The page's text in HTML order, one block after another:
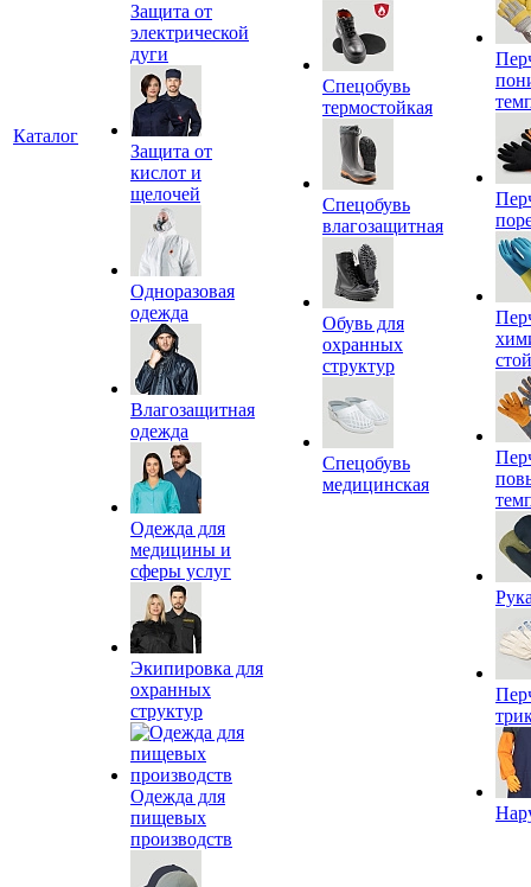
Каталог
Защита от
электрической
дуги
Защита от
кислот и
щелочей
Одноразовая
одежда
Влагозащитная
одежда
Одежда для
медицины и
сферы услуг
Экипировка для
охранных
структур
Одежда для
пищевых
производств
Спецобувь
термостойкая
Спецобувь
влагозащитная
Обувь для
охранных
структур
Спецобувь
медицинская